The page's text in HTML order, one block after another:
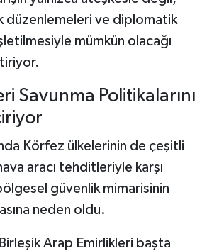
düzenlemeleri ve diplomatik
mümkün olacağı
Savunma Politikalarını
Körfez ülkelerinin de çeşitli
aracı tehditleriyle karşı
güvenlik mimarisinin
neden oldu.
Arap Emirlikleri başta